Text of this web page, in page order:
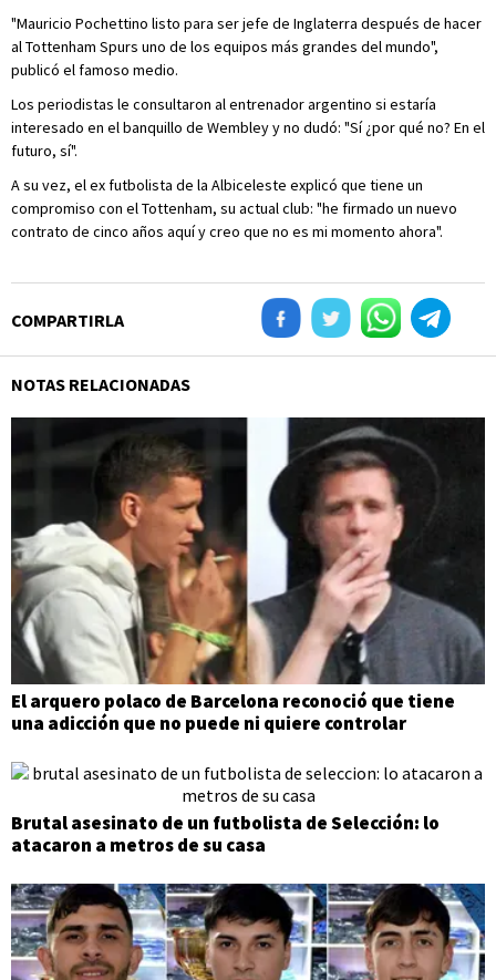
"Mauricio Pochettino listo para ser jefe de Inglaterra después de hacer
al Tottenham Spurs uno de los equipos más grandes del mundo",
publicó el famoso medio.
Los periodistas le consultaron al entrenador argentino si estaría
interesado en el banquillo de Wembley y no dudó: "Sí ¿por qué no? En el
futuro, sí".
A su vez, el ex futbolista de la Albiceleste explicó que tiene un
compromiso con el Tottenham, su actual club: "he firmado un nuevo
contrato de cinco años aquí y creo que no es mi momento ahora".
COMPARTIRLA
NOTAS RELACIONADAS
El arquero polaco de Barcelona reconoció que tiene
una adicción que no puede ni quiere controlar
Brutal asesinato de un futbolista de Selección: lo
atacaron a metros de su casa